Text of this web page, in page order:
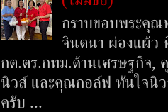
กราบขอบพระคุณ
จินตนา ผ่องแผ้ว
กต.ตร.กทม.ด้านเศรษฐกิจ,
นิวส์ และคุณกอล์ฟ ทันใจนิว
ครับ ...